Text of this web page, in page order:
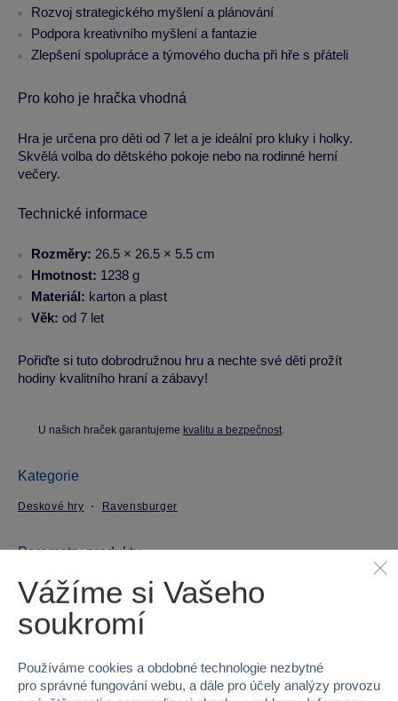
Rozvoj strategického myšlení a plánování
Podpora kreativního myšlení a fantazie
Zlepšení spolupráce a týmového ducha při hře s přáteli
Pro koho je hračka vhodná
Hra je určena pro děti od 7 let a je ideální pro kluky i holky.
Skvělá volba do dětského pokoje nebo na rodinné herní
večery.
Technické informace
Rozměry: 26.5 × 26.5 × 5.5 cm
Hmotnost: 1238 g
Materiál: karton a plast
Věk: od 7 let
Pořiďte si tuto dobrodružnou hru a nechte své děti prožít
hodiny kvalitního hraní a zábavy!
U našich hraček garantujeme kvalitu a bezpečnost.
Kategorie
Deskové hry Ravensburger
Parametry produktu
EAN 4005556209361
Značka Ravensburger
Vážíme si Vašeho
soukromí
Používáme cookies a obdobné technologie nezbytné
pro správné fungování webu, a dále pro účely analýzy provozu